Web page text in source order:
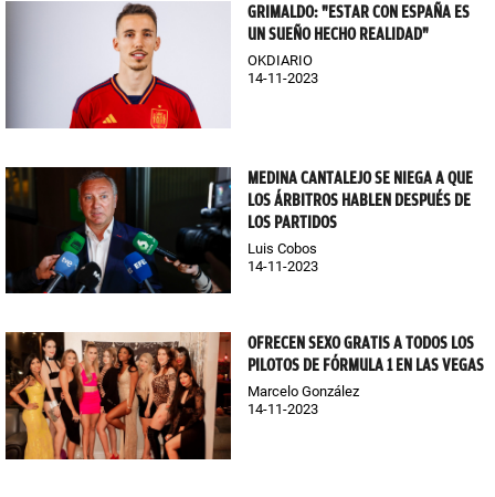
GRIMALDO: "ESTAR CON ESPAÑA ES
UN SUEÑO HECHO REALIDAD"
OKDIARIO
14-11-2023
MEDINA CANTALEJO SE NIEGA A QUE
LOS ÁRBITROS HABLEN DESPUÉS DE
LOS PARTIDOS
Luis Cobos
14-11-2023
OFRECEN SEXO GRATIS A TODOS LOS
PILOTOS DE FÓRMULA 1 EN LAS VEGAS
Marcelo González
14-11-2023